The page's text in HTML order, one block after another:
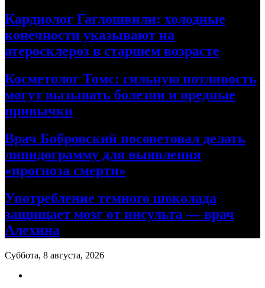
Кардиолог Гаглошвили: холодные
конечности указывают на
атеросклероз в старшем возрасте
Косметолог Томс: сильную потливость
могут вызывать болезни и вредные
привычки
Врач Бобровский посоветовал делать
липидограмму для выявления
«прогноза смерти»
Употребление темного шоколада
защищает мозг от инсульта — врач
Алехина
Суббота, 8 августа, 2026